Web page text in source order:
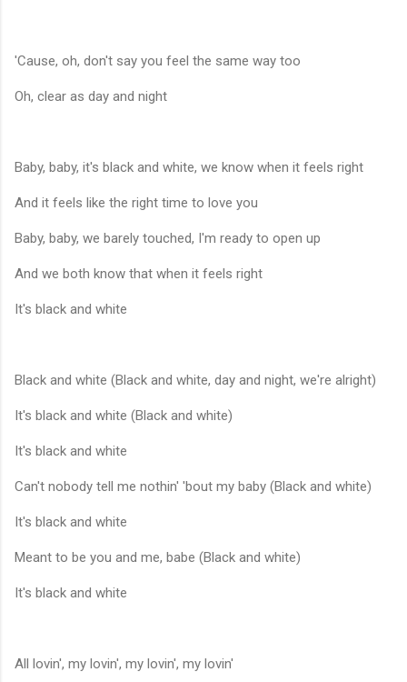
'Cause, oh, don't say you feel the same way too
Oh, clear as day and night
Baby, baby, it's black and white, we know when it feels right
And it feels like the right time to love you
Baby, baby, we barely touched, I'm ready to open up
And we both know that when it feels right
It's black and white
Black and white (Black and white, day and night, we're alright)
It's black and white (Black and white)
It's black and white
Can't nobody tell me nothin' 'bout my baby (Black and white)
It's black and white
Meant to be you and me, babe (Black and white)
It's black and white
All lovin', my lovin', my lovin', my lovin'